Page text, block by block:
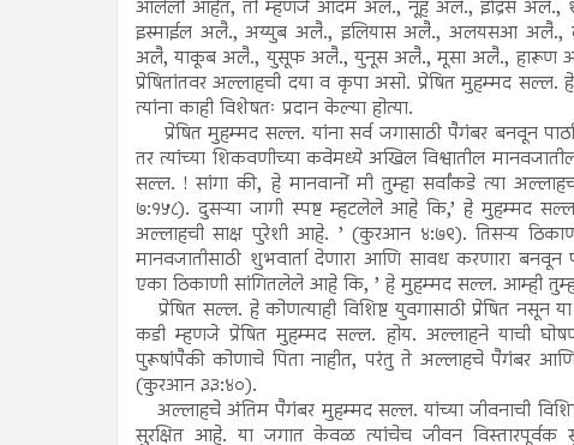
आलेली आहेत, ती म्हणजे आदम अलै., नूह अलै., इद्रिस अलै.,
इस्माईल अलै., अय्युब अलै., इलियास अलै., अलयसआ अलै.,
अलै, याकूब अलै., युसूफ अलै., युनूस अलै., मूसा अलै., हारूण
प्रेषितांतवर अल्लाहची दया व कृपा असो. प्रेषित मुहम्मद
त्यांना काही विशेषतः प्रदान केल्या होत्या.
प्रेषित मुहम्मद सल्ल. यांना सर्व जगासाठी पैगंबर बनवून
तर त्यांच्या शिकवणीच्या कवेमध्ये अखिल विश्वातील
सल्ल. ! सांगा की, हे मानवानों मी तुम्हा सर्वांकडे त्या
७:१५८). दुसऱ्या जागी स्पष्ट म्हटलेले आहे कि,’ हे मुहम्मद
अल्लाहची साक्ष पुरेशी आहे. ’ (कुरआन ४:७९). तिसऱ्य
मानवजातीसाठी शुभवार्ता देणारा आणि सावध करणारा
एका ठिकाणी सांगितलेले आहे कि, ’ हे मुहम्मद सल्ल. आम्ही
प्रेषित सल्ल. हे कोणत्याही विशिष्ट युवगासाठी प्रेषित नसून
कडी म्हणजे प्रेषित मुहम्मद सल्ल. होय. अल्लाहने याची
पुरूषांपैकी कोणाचे पिता नाहीत, परंतु ते अल्लाहचे पैगंबर
(कुरआन ३३:४०).
अल्लाहचे अंतिम पैगंबर मुहम्मद सल्ल. यांच्या जीवनाची
सुरक्षित आहे. या जगात केवळ त्यांचेच जीवन